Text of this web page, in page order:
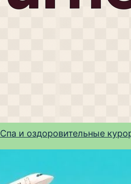
Спа и оздоровительные